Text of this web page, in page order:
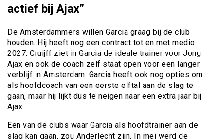
actief bij Ajax”
De Amsterdammers willen Garcia graag bij de club
houden. Hij heeft nog een contract tot en met medio
2027. Cruijff ziet in Garcia de ideale trainer voor Jong
Ajax en ook de coach zelf staat open voor een langer
verblijf in Amsterdam. Garcia heeft ook nog opties om
als hoofdcoach van een eerste elftal aan de slag te
gaan, maar hij lijkt dus te neigen naar een extra jaar bij
Ajax.
Een van de clubs waar Garcia als hoofdtrainer aan de
slag kan gaan, zou Anderlecht zijn. In mei werd de